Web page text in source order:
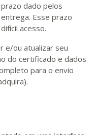
dado pelos
Esse prazo
acesso.
e/ou atualizar seu
do certificado e dados
para o envio